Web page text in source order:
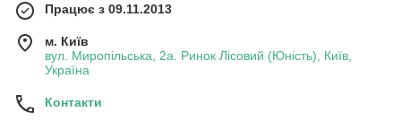
Працює з 09.11.2013
м. Київ
вул. Миропільська, 2а. Ринок Лісовий (Юність), Київ,
Україна
Контакти